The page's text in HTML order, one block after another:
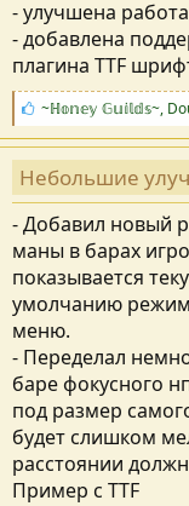
и
и
:
- улучшена
- добавлена
плагина TTF
С
и
м
п
а
т
и
и
:
~ℍ𝕠𝕟𝕖𝕪 𝔾𝕦𝕚𝕝𝕕𝕤~,
Небольшие
- Добавил новый
маны в барах
показывается
умолчанию
меню.
- Переделал
баре фокусного
под размер
будет слишком
расстоянии
Пример с TTF